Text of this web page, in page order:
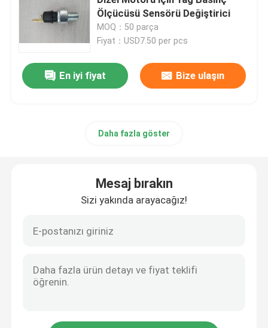
Silindir başı ve valf sistemi montajı
Zamanlama Derneği Tren Montajı
Ölçücüsü Sensörü Değiştirici
MOQ：50 parça
Fiyat：USD7.50 per pcs
En iyi fiyat Bize ulaşın
Daha fazla göster
Mesaj bırakın
Sizi yakında arayacağız!